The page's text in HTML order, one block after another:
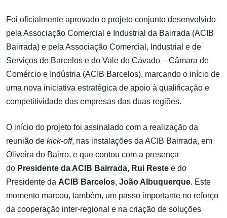
Foi oficialmente aprovado o projeto conjunto desenvolvido
pela Associação Comercial e Industrial da Bairrada (ACIB
Bairrada) e pela Associação Comercial, Industrial e de
Serviços de Barcelos e do Vale do Cávado – Câmara de
Comércio e Indústria (ACIB Barcelos), marcando o início de
uma nova iniciativa estratégica de apoio à qualificação e
competitividade das empresas das duas regiões.
O início do projeto foi assinalado com a realização da
reunião de kick-off, nas instalações da ACIB Bairrada, em
Oliveira do Bairro, e que contou com a presença
do Presidente da ACIB Bairrada, Rui Reste e do
Presidente da ACIB Barcelos, João Albuquerque. Este
momento marcou, também, um passo importante no reforço
da cooperação inter-regional e na criação de soluções